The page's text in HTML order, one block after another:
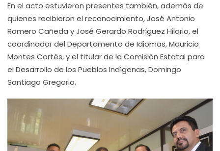
En el acto estuvieron presentes también, además de
quienes recibieron el reconocimiento, José Antonio
Romero Cañeda y José Gerardo Rodríguez Hilario, el
coordinador del Departamento de Idiomas, Mauricio
Montes Cortés, y el titular de la Comisión Estatal para
el Desarrollo de los Pueblos Indígenas, Domingo
Santiago Gregorio.